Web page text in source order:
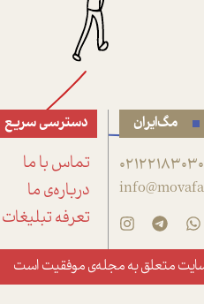
مگ‌ایران
02122183030
دسترسی سریع
تماس با ما
درباره‌ی ما
تعرفه تبلیغات
متعلق بهمجله‌ی موفقیتاست